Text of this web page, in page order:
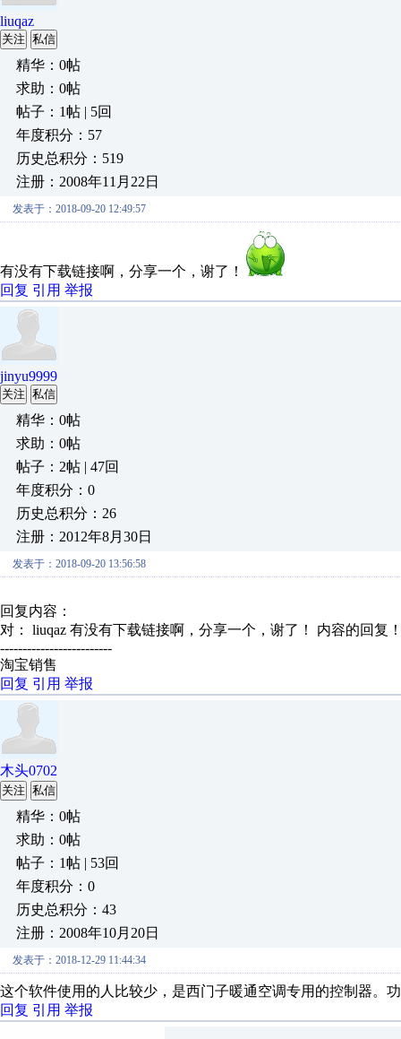
liuqaz
关注 私信
精华：0帖
求助：0帖
帖子：1帖 | 5回
年度积分：57
历史总积分：519
注册：2008年11月22日
发表于：2018-09-20 12:49:57
有没有下载链接啊，分享一个，谢了！
回复 引用 举报
jinyu9999
关注 私信
精华：0帖
求助：0帖
帖子：2帖 | 47回
年度积分：0
历史总积分：26
注册：2012年8月30日
发表于：2018-09-20 13:56:58
回复内容：
对： liuqaz 有没有下载链接啊，分享一个，谢了！ 内容的回复
-------------------------
淘宝销售
回复 引用 举报
木头0702
关注 私信
精华：0帖
求助：0帖
帖子：1帖 | 53回
年度积分：0
历史总积分：43
注册：2008年10月20日
发表于：2018-12-29 11:44:34
这个软件使用的人比较少，是西门子暖通空调专用的控制器。
回复 引用 举报